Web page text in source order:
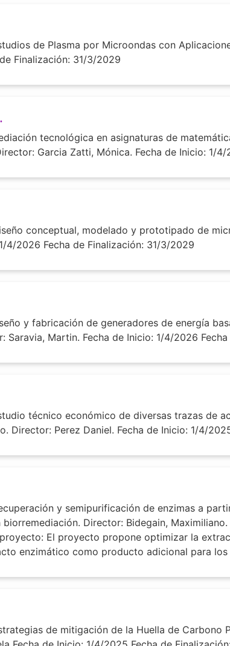
de Plasma por Microondas con
Finalización: 31/3/2029
tecnológica en asignaturas de
Garcia Zatti, Mónica. Fecha de Inicio: 1/
conceptual, modelado y prototipado de
4/2026 Fecha de Finalización: 31/3/2029
y fabricación de generadores de energía
Saravia, Martin. Fecha de Inicio: 1/4/2026
técnico económico de diversas trazas de
Director: Perez Daniel. Fecha de Inicio: 1/4/
y semipurificación de enzimas a
Director: Bidegain,
El proyecto propone optimizar la
enzimático como producto adicional para
de mitigación de la Huella de